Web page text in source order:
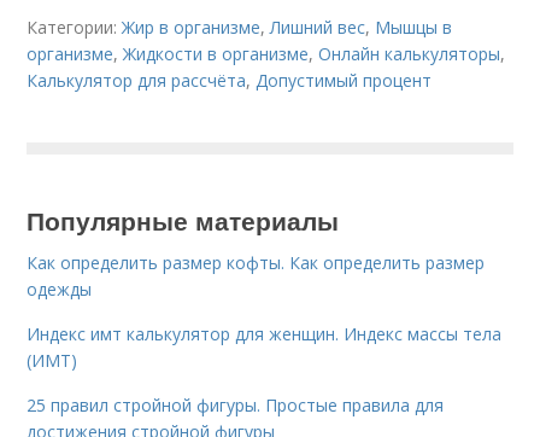
Категории:Жир в организме,Лишний вес, Мышцы в
организме,Жидкости в организме,Онлайн калькуляторы,
Калькулятор для рассчёта,Допустимый процент
Популярные материалы
Как определить размер кофты. Как определить размер
одежды
Индекс имт калькулятор для женщин. Индекс массы тела
(ИМТ)
25 правил стройной фигуры. Простые правила для
достижения стройной фигуры